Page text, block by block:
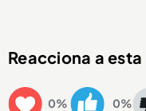
Reacciona a
0% 0%